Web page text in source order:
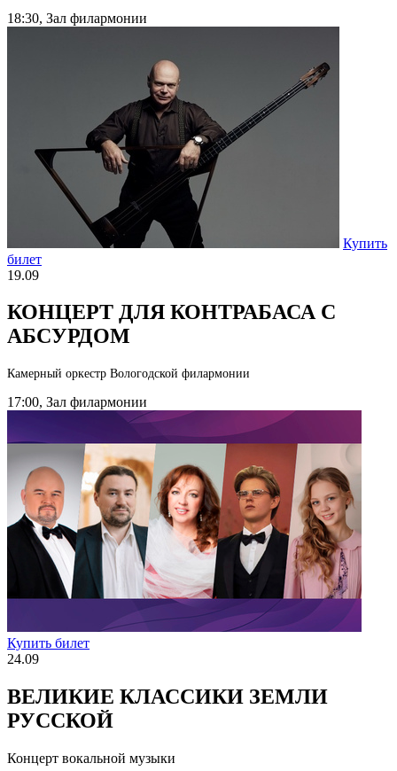
18:30, Зал филармонии
Купить
билет
19.09
КОНЦЕРТ ДЛЯ КОНТРАБАСА С
АБСУРДОМ
Камерный оркестр Вологодской филармонии
17:00, Зал филармонии
Купить билет
24.09
ВЕЛИКИЕ КЛАССИКИ ЗЕМЛИ
РУССКОЙ
Концерт вокальной музыки